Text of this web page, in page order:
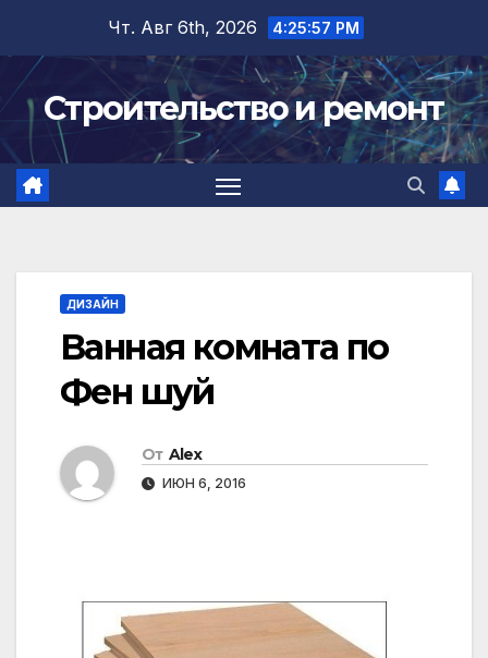
содержимому
Чт. Авг 6th, 2026 4:25:58 PM
Строительство и ремонт
ДИЗАЙН
Ванная комната пo
Фен шуй
От Alex
ИЮН 6, 2016